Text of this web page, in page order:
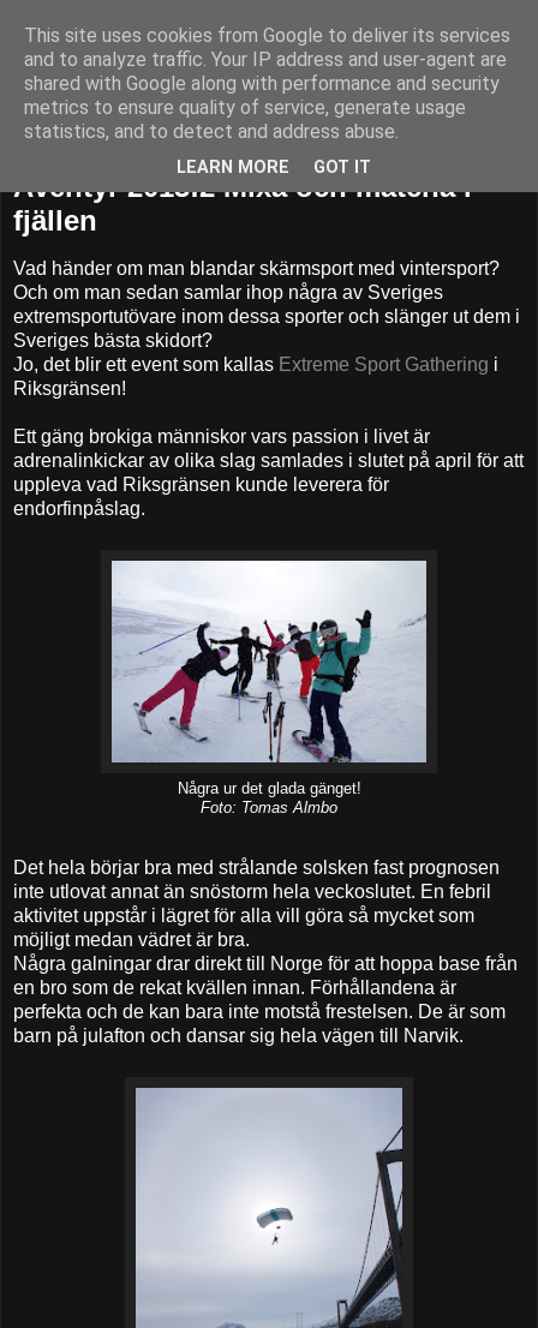
52adventures
Äventyr 2013:2 Mixa och matcha i
fjällen
Vad händer om man blandar skärmsport med vintersport?
Och om man sedan samlar ihop några av Sveriges
extremsportutövare inom dessa sporter och slänger ut dem i
Sveriges bästa skidort?
Jo, det blir ett event som kallas Extreme Sport Gathering i
Riksgränsen!
Ett gäng brokiga människor vars passion i livet är
adrenalinkickar av olika slag samlades i slutet på april för att
uppleva vad Riksgränsen kunde leverera för
endorfinpåslag.
Några ur det glada gänget!
Foto: Tomas Almbo
Det hela börjar bra med strålande solsken fast prognosen
inte utlovat annat än snöstorm hela veckoslutet. En febril
aktivitet uppstår i lägret för alla vill göra så mycket som
möjligt medan vädret är bra.
Några galningar drar direkt till Norge för att hoppa base från
en bro som de rekat kvällen innan. Förhållandena är
perfekta och de kan bara inte motstå frestelsen. De är som
barn på julafton och dansar sig hela vägen till Narvik.
This site uses cookies from Google to deliver its services
and to analyze traffic. Your IP address and user-agent are
shared with Google along with performance and security
metrics to ensure quality of service, generate usage
statistics, and to detect and address abuse.
LEARN MORE GOT IT